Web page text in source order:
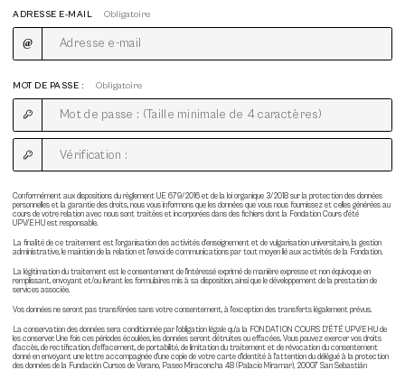
ADRESSE E-MAIL Obligatoire
MOT DE PASSE : Obligatoire
Conformément aux dispositions du règlement UE 679/2016 et de la loi organique 3/2018 sur la protection des données
personnelles et la garantie des droits, nous vous informons que les données que vous nous fournissez et celles générées au
cours de votre relation avec nous sont traitées et incorporées dans des fichiers dont la Fondation Cours d'été
UPV/EHU est responsable.
La finalité de ce traitement est l'organisation des activités d'enseignement et de vulgarisation universitaire, la gestion
administrative, le maintien de la relation et l'envoi de communications par tout moyen lié aux activités de la Fondation.
La légitimation du traitement est le consentement de l'intéressé exprimé de manière expresse et non équivoque en
remplissant, envoyant et/ou livrant les formulaires mis à sa disposition, ainsi que le développement de la prestation de
services associée.
Vos données ne seront pas transférées sans votre consentement, à l'exception des transferts légalement prévus.
La conservation des données sera conditionnée par l'obligation légale qu'a la FONDATION COURS D'ÉTÉ UPV/EHU de
les conserver. Une fois ces périodes écoulées, les données seront détruites ou effacées. Vous pouvez exercer vos droits
d'accès, de rectification, d'effacement, de portabilité, de limitation du traitement et de révocation du consentement
donné en envoyant une lettre accompagnée d'une copie de votre carte d'identité à l'attention du délégué à la protection
des données de la Fundación Cursos de Verano, Paseo Miraconcha 48 (Palacio Miramar), 20007 San Sebastián